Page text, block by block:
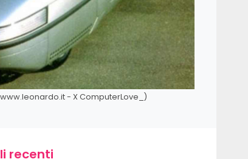
- X ComputerLove_)
recenti